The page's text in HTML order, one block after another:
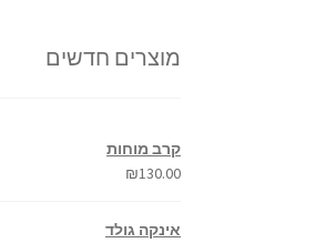
מוצרים חדשים
קרב מוחות
₪130.00
אינקה גולד